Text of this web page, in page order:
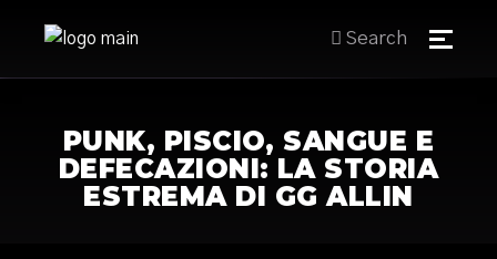
Search
PUNK, PISCIO, SANGUE E
DEFECAZIONI: LA STORIA
ESTREMA DI GG ALLIN